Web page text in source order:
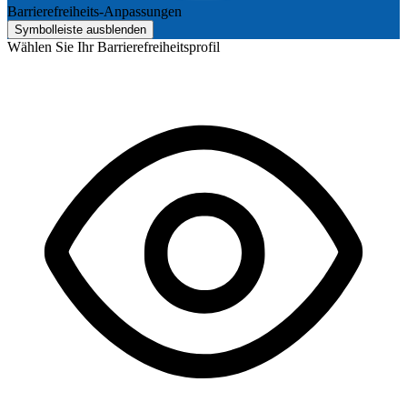
Barrierefreiheits-Anpassungen
Symbolleiste ausblenden
Wählen Sie Ihr Barrierefreiheitsprofil